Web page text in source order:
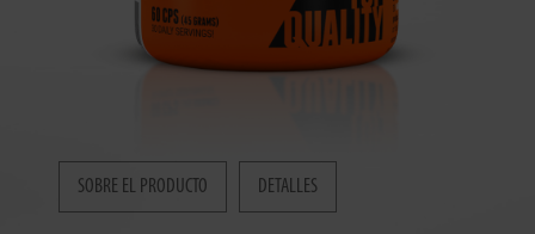
SOBRE EL PRODUCTO DETALLES